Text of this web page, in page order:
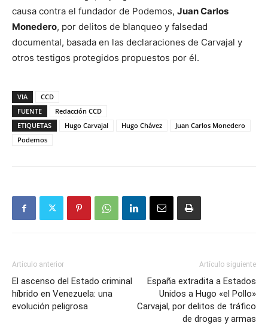
causa contra el fundador de Podemos, Juan Carlos
Monedero, por delitos de blanqueo y falsedad
documental, basada en las declaraciones de Carvajal y
otros testigos protegidos propuestos por él.
VIA
CCD
FUENTE
Redacción CCD
ETIQUETAS
Hugo Carvajal Hugo Chávez
Juan Carlos Monedero
Podemos
Artículo anterior
El ascenso del Estado criminal
híbrido en Venezuela: una
evolución peligrosa
Artículo siguiente
España extradita a Estados
Unidos a Hugo «el Pollo»
Carvajal, por delitos de tráfico
de drogas y armas